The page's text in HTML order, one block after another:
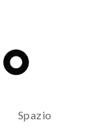
Spazio